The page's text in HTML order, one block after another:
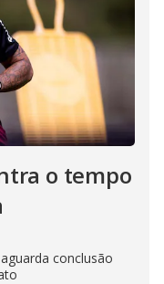
o tempo
conclusão